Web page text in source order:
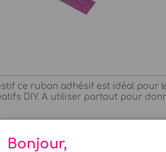
Bonjour,
ce ruban adhésif est idéal pour
DIY. A utiliser partout pour